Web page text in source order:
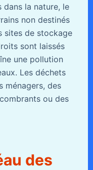
dans la nature, le
non destinés
sites de stockage
sont laissés
une pollution
Les déchets
ménagers, des
ou des
des